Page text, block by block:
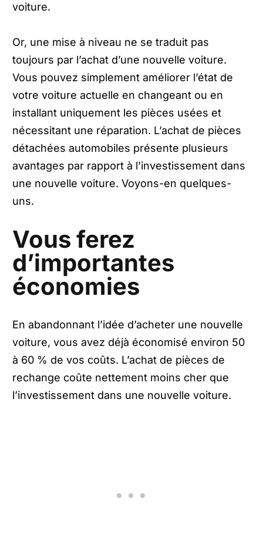
voiture.
Or, une mise à niveau ne se traduit pas
toujours par l’achat d’une nouvelle voiture.
Vous pouvez simplement améliorer l’état de
votre voiture actuelle en changeant ou en
installant uniquement les pièces usées et
nécessitant une réparation. L’achat de pièces
détachées automobiles présente plusieurs
avantages par rapport à l’investissement dans
une nouvelle voiture. Voyons-en quelques-
uns.
Vous ferez
d’importantes
économies
En abandonnant l’idée d’acheter une nouvelle
voiture, vous avez déjà économisé environ 50
à 60 % de vos coûts. L’achat de pièces de
rechange coûte nettement moins cher que
l’investissement dans une nouvelle voiture.